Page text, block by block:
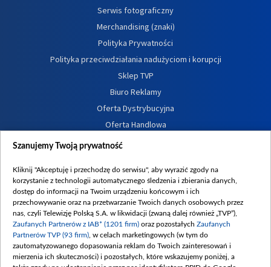
Serwis fotograficzny
Merchandising (znaki)
Polityka Prywatności
Polityka przeciwdziałania nadużyciom i korupcji
Sklep TVP
Biuro Reklamy
Oferta Dystrybucyjna
Oferta Handlowa
Dostępność
Procedura zgłoszeń wewnętrznych
Szanujemy Twoją prywatność
Kliknij "Akceptuję i przechodzę do serwisu", aby wyrazić zgody na
korzystanie z technologii automatycznego śledzenia i zbierania danych,
dostęp do informacji na Twoim urządzeniu końcowym i ich
przechowywanie oraz na przetwarzanie Twoich danych osobowych przez
nas, czyli Telewizję Polską S.A. w likwidacji (zwaną dalej również „TVP”),
Zaufanych Partnerów z IAB* (1201 firm) oraz pozostałych Zaufanych
Partnerów TVP (93 firm) , w celach marketingowych (w tym do
zautomatyzowanego dopasowania reklam do Twoich zainteresowań i
mierzenia ich skuteczności) i pozostałych, które wskazujemy poniżej, a